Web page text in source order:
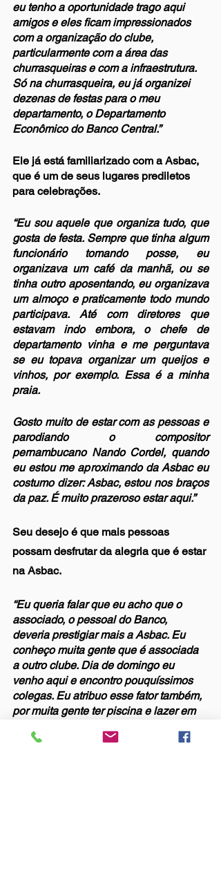
eu tenho a oportunidade trago aqui
amigos e eles ficam impressionados
com a organização do clube,
particularmente com a área das
churrasqueiras e com a infraestrutura.
Só na churrasqueira, eu já organizei
dezenas de festas para o meu
departamento, o Departamento
Econômico do Banco Central.”
Ele já está familiarizado com a Asbac,
que é um de seus lugares prediletos
para celebrações.
“Eu sou aquele que organiza tudo, que
gosta de festa. Sempre que tinha algum
funcionário tomando posse, eu
organizava um café da manhã, ou se
tinha outro aposentando, eu organizava
um almoço e praticamente todo mundo
participava. Até com diretores que
estavam indo embora, o chefe de
departamento vinha e me perguntava
se eu topava organizar um queijos e
vinhos, por exemplo. Essa é a minha
praia.
Gosto muito de estar com as pessoas e
parodiando o compositor
pernambucano Nando Cordel, quando
eu estou me aproximando da Asbac eu
costumo dizer: Asbac, estou nos braços
da paz. É muito prazeroso estar aqui.”
Seu desejo é que mais pessoas
possam desfrutar da alegria que é estar
na Asbac.
“Eu queria falar que eu acho que o
associado, o pessoal do Banco,
deveria prestigiar mais a Asbac. Eu
conheço muita gente que é associada
a outro clube. Dia de domingo eu
venho aqui e encontro pouquíssimos
colegas. Eu atribuo esse fator também,
por muita gente ter piscina e lazer em
perdendo um pouco o interesse de se